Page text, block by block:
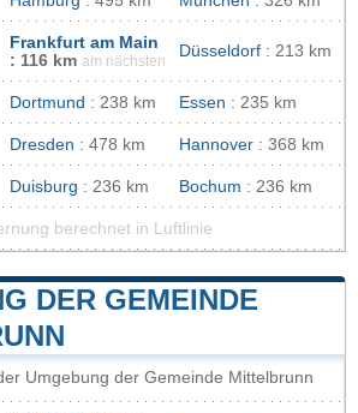
Frankfurt am Main
: 116 km am nächsten
Düsseldorf : 213 km
Dortmund : 238 km Essen : 235 km
Dresden : 478 km Hannover : 368 km
Duisburg : 236 km Bochum : 236 km
berechnet in Luftlinie
DER GEMEINDE
Umgebung der Gemeinde Mittelbrunn